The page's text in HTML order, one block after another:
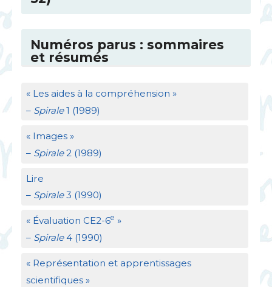
Numéros parus : sommaires
et résumés
« Les aides à la compréhension »
– Spirale1 (1989)
« Images »
– Spirale2 (1989)
Lire
– Spirale3 (1990)
« Évaluation CE2-6e »
– Spirale4 (1990)
« Représentation et apprentissages
scientifiques »